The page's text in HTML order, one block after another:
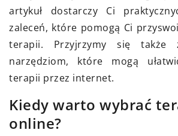
artykuł dostarczy Ci
zaleceń, które pomogą Ci
terapii. Przyjrzymy się także
narzędziom, które mogą
terapii przez internet.
Kiedy warto wybrać
online?